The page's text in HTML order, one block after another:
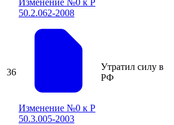
50.2.062-2008
36
Изменение №0 к Р
50.3.005-2003
Утратил силу в
РФ